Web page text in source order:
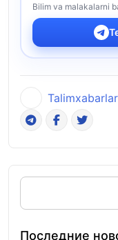
Bilim va malakalarni
Последние